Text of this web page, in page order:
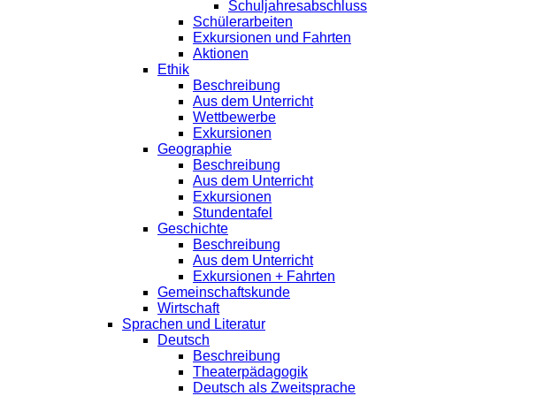
Schuljahresabschluss
Schülerarbeiten
Exkursionen und Fahrten
Aktionen
Ethik
Beschreibung
Aus dem Unterricht
Wettbewerbe
Exkursionen
Geographie
Beschreibung
Aus dem Unterricht
Exkursionen
Stundentafel
Geschichte
Beschreibung
Aus dem Unterricht
Exkursionen + Fahrten
Gemeinschaftskunde
Wirtschaft
Sprachen und Literatur
Deutsch
Beschreibung
Theaterpädagogik
Deutsch als Zweitsprache